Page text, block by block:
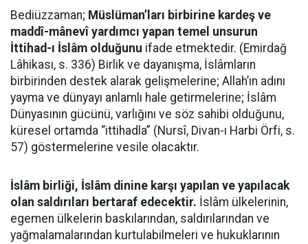
Bediüzzaman; Müslüman’ları birbirine kardeş ve
maddî-mânevî yardımcı yapan temel unsurun
İttihad-ı İslâm olduğunu ifade etmektedir. (Emirdağ
Lâhikası, s. 336) Birlik ve dayanışma, İslâmların
birbirinden destek alarak gelişmelerine; Allah’ın adını
yayma ve dünyayı anlamlı hale getirmelerine; İslâm
Dünyasının gücünü, varlığını ve söz sahibi olduğunu,
küresel ortamda “ittihadla” (Nursî, Divan-ı Harbi Örfi, s.
57) göstermelerine vesile olacaktır.
İslâm birliği, İslâm dinine karşı yapılan ve yapılacak
olan saldırıları bertaraf edecektir. İslâm ülkelerinin,
egemen ülkelerin baskılarından, saldırılarından ve
yağmalamalarından kurtulabilmeleri ve hukuklarının